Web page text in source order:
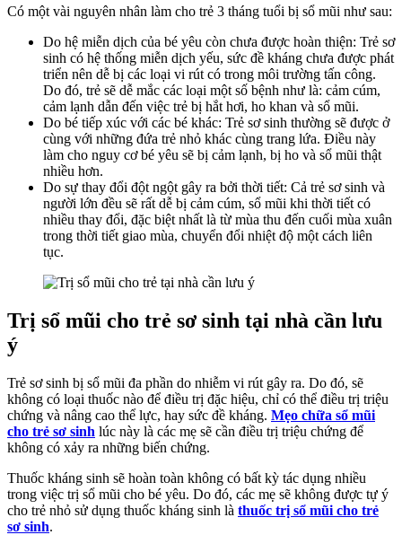
Có một vài nguyên nhân làm cho trẻ 3 tháng tuổi bị sổ mũi như sau:
Do hệ miễn dịch của bé yêu còn chưa được hoàn thiện: Trẻ sơ
sinh có hệ thống miễn dịch yếu, sức đề kháng chưa được phát
triển nên dễ bị các loại vi rút có trong môi trường tấn công.
Do đó, trẻ sẽ dễ mắc các loại một số bệnh như là: cảm cúm,
cảm lạnh dẫn đến việc trẻ bị hắt hơi, ho khan và sổ mũi.
Do bé tiếp xúc với các bé khác: Trẻ sơ sinh thường sẽ được ở
cùng với những đứa trẻ nhỏ khác cùng trang lứa. Điều này
làm cho nguy cơ bé yêu sẽ bị cảm lạnh, bị ho và sổ mũi thật
nhiều hơn.
Do sự thay đổi đột ngột gây ra bởi thời tiết: Cả trẻ sơ sinh và
người lớn đều sẽ rất dễ bị cảm cúm, sổ mũi khi thời tiết có
nhiều thay đổi, đặc biệt nhất là từ mùa thu đến cuối mùa xuân
trong thời tiết giao mùa, chuyển đổi nhiệt độ một cách liên
tục.
Trị sổ mũi cho trẻ sơ sinh tại nhà cần lưu
ý
Trẻ sơ sinh bị sổ mũi đa phần do nhiễm vi rút gây ra. Do đó, sẽ
không có loại thuốc nào để điều trị đặc hiệu, chỉ có thể điều trị triệu
chứng và nâng cao thể lực, hay sức đề kháng. Mẹo chữa sổ mũi
cho trẻ sơ sinh lúc này là các mẹ sẽ cần điều trị triệu chứng để
không có xảy ra những biến chứng.
Thuốc kháng sinh sẽ hoàn toàn không có bất kỳ tác dụng nhiều
trong việc trị sổ mũi cho bé yêu. Do đó, các mẹ sẽ không được tự ý
cho trẻ nhỏ sử dụng thuốc kháng sinh là thuốc trị sổ mũi cho trẻ
sơ sinh.